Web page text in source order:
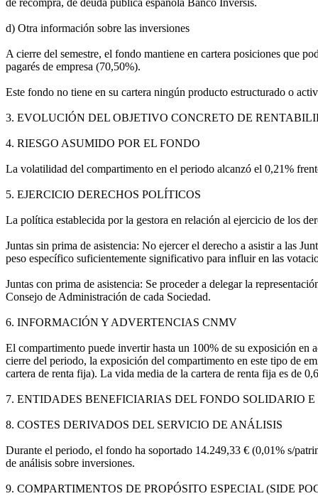
de recompra, de deuda pública española Banco Inversis.
d) Otra información sobre las inversiones
A cierre del semestre, el fondo mantiene en cartera posiciones que
pagarés de empresa (70,50%).
Este fondo no tiene en su cartera ningún producto estructurado o
3. EVOLUCIÓN DEL OBJETIVO CONCRETO DE
4. RIESGO ASUMIDO POR EL FONDO
La volatilidad del compartimento en el periodo alcanzó el 0,21%
5. EJERCICIO DERECHOS POLÍTICOS
La política establecida por la gestora en relación al ejercicio de los
Juntas sin prima de asistencia: No ejercer el derecho a asistir a las
peso específico suficientemente significativo para influir en las
Juntas con prima de asistencia: Se proceder a delegar la
Consejo de Administración de cada Sociedad.
6. INFORMACIÓN Y ADVERTENCIAS CNMV
El compartimento puede invertir hasta un 100% de su exposición
cierre del periodo, la exposición del compartimento en este tipo de
cartera de renta fija). La vida media de la cartera de renta fija es de
7. ENTIDADES BENEFICIARIAS DEL FONDO SOLIDARIO
8. COSTES DERIVADOS DEL SERVICIO DE ANÁLISIS
Durante el periodo, el fondo ha soportado 14.249,33 € (0,01% s/
de análisis sobre inversiones.
9. COMPARTIMENTOS DE PROPÓSITO ESPECIAL (SIDE